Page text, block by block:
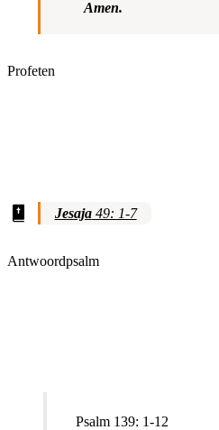
Amen.
Profeten
Jesaja49: 1-7
Antwoordpsalm
Psalm 139: 1-12